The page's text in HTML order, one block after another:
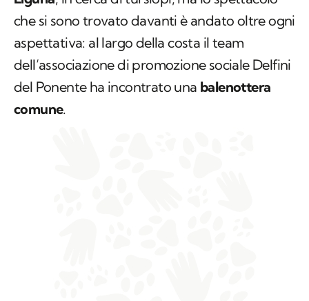
che si sono trovato davanti è andato oltre ogni
aspettativa: al largo della costa il team
dell’associazione di promozione sociale Delfini
del Ponente ha incontrato una balenottera
comune.